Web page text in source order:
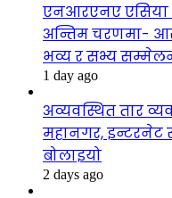
एनआरएनए एसिया
अन्तिम चरणमा-
भव्य र सभ्य
1 day ago
अव्यवस्थित तार
महानगर,
बोलाइयो
2 days ago